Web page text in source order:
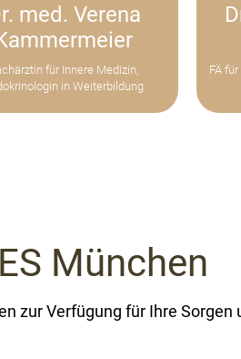
med. Verena
für Innere Medizin,
in Weiterbildung
FÄ
München
zur Verfügung für Ihre Sorgen